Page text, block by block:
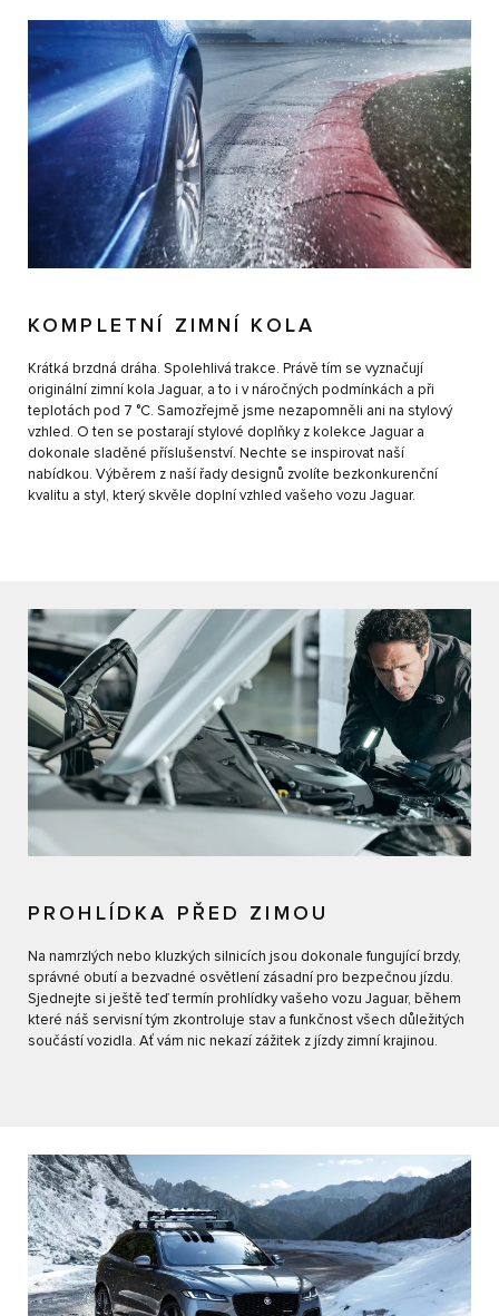
KOMPLETNÍ ZIMNÍ KOLA
Krátká brzdná dráha. Spolehlivá trakce. Právě tím se vyznačují
originální zimní kola Jaguar, a to i v náročných podmínkách a při
teplotách pod 7 °C. Samozřejmě jsme nezapomněli ani na stylový
vzhled. O ten se postarají stylové doplňky z kolekce Jaguar a
dokonale sladěné příslušenství. Nechte se inspirovat naší
nabídkou. Výběrem z naší řady designů zvolíte bezkonkurenční
kvalitu a styl, který skvěle doplní vzhled vašeho vozu Jaguar.
PROHLÍDKA PŘED ZIMOU
Na namrzlých nebo kluzkých silnicích jsou dokonale fungující brzdy,
správné obutí a bezvadné osvětlení zásadní pro bezpečnou jízdu.
Sjednejte si ještě teď termín prohlídky vašeho vozu Jaguar, během
které náš servisní tým zkontroluje stav a funkčnost všech důležitých
součástí vozidla. Ať vám nic nekazí zážitek z jízdy zimní krajinou.